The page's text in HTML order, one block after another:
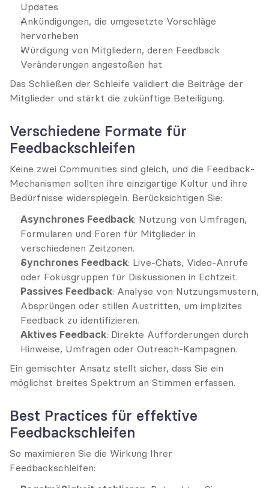
Updates
Ankündigungen, die umgesetzte Vorschläge
hervorheben
Würdigung von Mitgliedern, deren Feedback
Veränderungen angestoßen hat
Das Schließen der Schleife validiert die Beiträge der
Mitglieder und stärkt die zukünftige Beteiligung.
Verschiedene Formate für
Feedbackschleifen
Keine zwei Communities sind gleich, und die Feedback-
Mechanismen sollten ihre einzigartige Kultur und ihre
Bedürfnisse widerspiegeln. Berücksichtigen Sie:
Asynchrones Feedback: Nutzung von Umfragen,
Formularen und Foren für Mitglieder in
verschiedenen Zeitzonen.
Synchrones Feedback: Live-Chats, Video-Anrufe
oder Fokusgruppen für Diskussionen in Echtzeit.
Passives Feedback: Analyse von Nutzungsmustern,
Absprüngen oder stillen Austritten, um implizites
Feedback zu identifizieren.
Aktives Feedback: Direkte Aufforderungen durch
Hinweise, Umfragen oder Outreach-Kampagnen.
Ein gemischter Ansatz stellt sicher, dass Sie ein
möglichst breites Spektrum an Stimmen erfassen.
Best Practices für effektive
Feedbackschleifen
So maximieren Sie die Wirkung Ihrer
Feedbackschleifen: